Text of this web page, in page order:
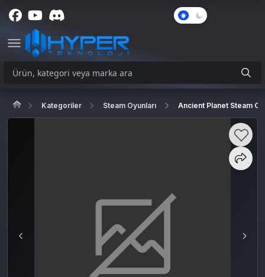
Kategoriler Steam Oyunları Ancient Planet Steam